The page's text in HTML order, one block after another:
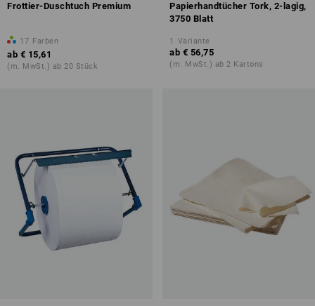
Frottier-Duschtuch Premium
17 Farben
ab € 15,61
(m. MwSt.) ab 20 Stück
Papierhandtücher Tork, 2-lagig,
3750 Blatt
1 Variante
ab € 56,75
(m. MwSt.) ab 2 Kartons